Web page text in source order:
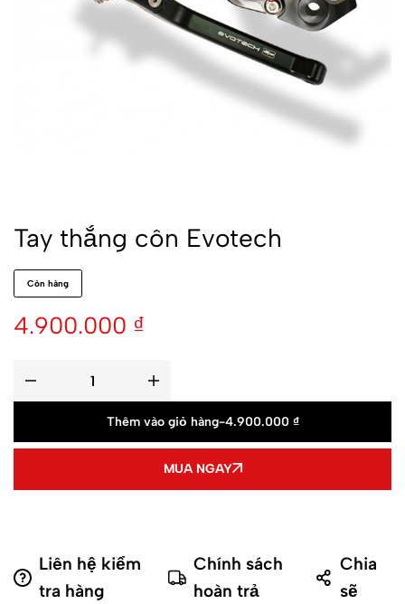
Tay thắng côn Evotech
Còn hàng
4.900.000 ₫
Thêm vào giỏ hàng-4.900.000 ₫
MUA NGAY
Liên hệ kiểm
tra hàng
Chính sách
hoàn trả
Chia
sẽ